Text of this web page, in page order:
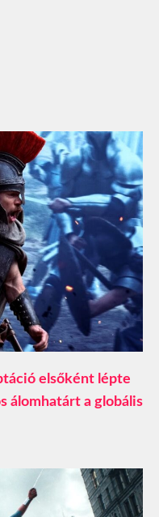
elsőként lépte
álomhatárt a globális